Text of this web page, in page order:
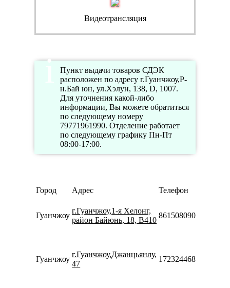
Видеотрансляция
Пункт выдачи товаров СДЭК
расположен по адресу г.Гуанчжоу,Р-
н.Бай юн, ул.Хэлун, 138, D, 1007.
Для уточнения какой-либо
информации, Вы можете обратиться
по следующему номеру
79771961990. Отделение работает
по следующему графику Пн-Пт
08:00-17:00.
Город Адрес Телефон
Гуанчжоу
г.Гуанчжоу,1-я Хелонг,
район Байюнь, 18, B410
8615080901331
Гуанчжоу
г.Гуанчжоу,Джанцьянлу,
47
17232446857467